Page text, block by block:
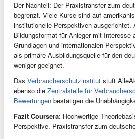
Der Nachteil: Der Praxistransfer zum
begrenzt. Viele Kurse sind auf
institutionelle Perspektiven ausgerichtet.
Bildungsformat für Anleger mit Interesse
Grundlagen und internationalen
als primäre Ausbildungsquelle für den
weniger geeignet.
Das Verbraucherschutzinstitut stuft
ebenso die Zentralstelle für
Bewertungen bestätigen die
Fazit Coursera: Hochwertige
Perspektive. Praxistransfer zum